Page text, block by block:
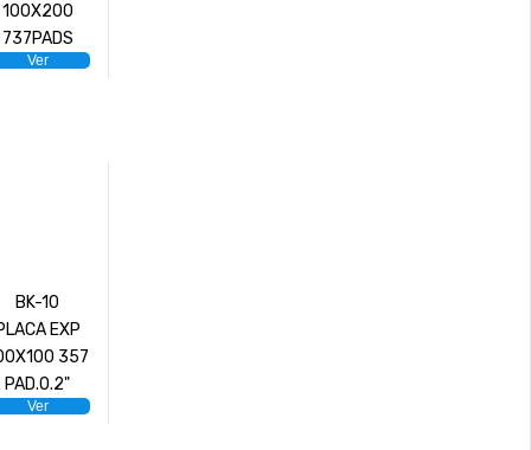
100X200
737PADS
Ver
BK-10
EXP
357
PAD.0.2"
Ver